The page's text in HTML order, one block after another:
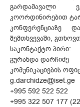
გარდამავალი
კოორდინირებით
კონფერენციაზე
შემთხვევაში,
საკონტაქტო პირი:
გურანდა დარჩიძე
კომუნიკაციების
g.darchidze@iset.ge
+995 592 522 522
+995 322 507 177